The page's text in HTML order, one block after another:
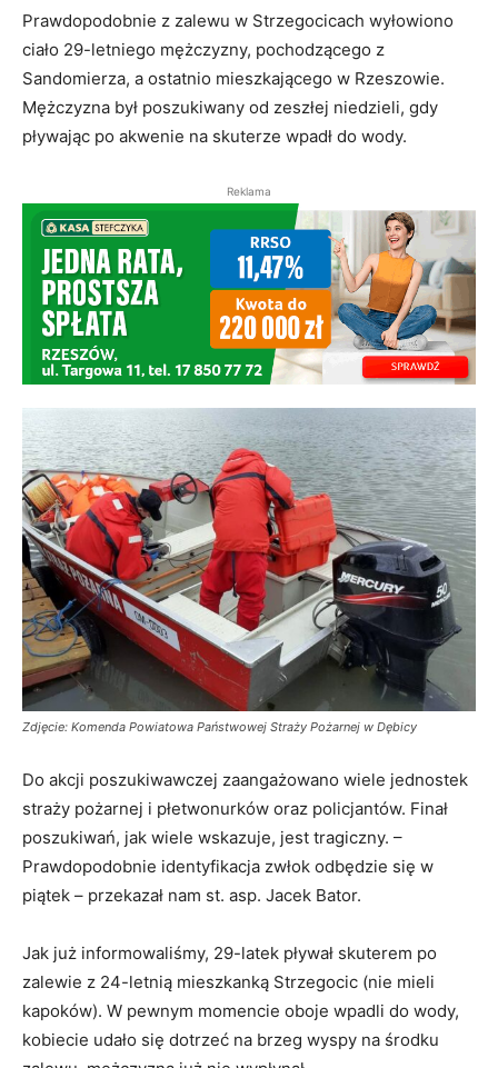
Prawdopodobnie z zalewu w Strzegocicach wyłowiono
ciało 29-letniego mężczyzny, pochodzącego z
Sandomierza, a ostatnio mieszkającego w Rzeszowie.
Mężczyzna był poszukiwany od zeszłej niedzieli, gdy
pływając po akwenie na skuterze wpadł do wody.
Reklama
Zdjęcie: Komenda Powiatowa Państwowej Straży Pożarnej w Dębicy
Do akcji poszukiwawczej zaangażowano wiele jednostek
straży pożarnej i płetwonurków oraz policjantów. Finał
poszukiwań, jak wiele wskazuje, jest tragiczny. –
Prawdopodobnie identyfikacja zwłok odbędzie się w
piątek – przekazał nam st. asp. Jacek Bator.
Jak już informowaliśmy, 29-latek pływał skuterem po
zalewie z 24-letnią mieszkanką Strzegocic (nie mieli
kapoków). W pewnym momencie oboje wpadli do wody,
kobiecie udało się dotrzeć na brzeg wyspy na środku